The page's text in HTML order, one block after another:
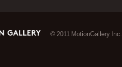
© 2011 MotionGallery Inc.